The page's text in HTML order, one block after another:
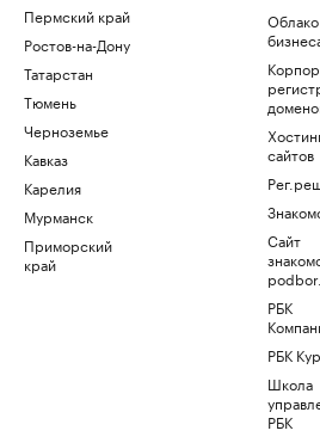
Пермский край
Ростов-на-Дону
Татарстан
Тюмень
Черноземье
Кавказ
Карелия
Мурманск
Приморский
край
сайтов
Сайт
РБК
РБК
Школа
РБК